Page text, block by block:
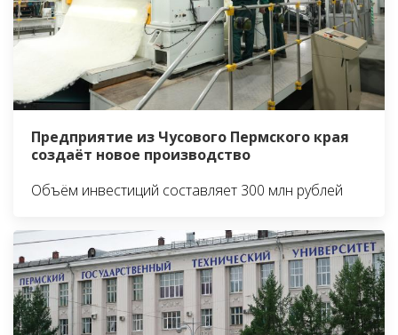
Предприятие из Чусового Пермского края
создаёт новое производство
Объём инвестиций составляет 300 млн рублей